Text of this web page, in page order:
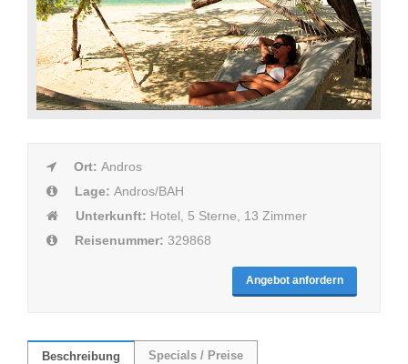
Ort: Andros
Lage: Andros/BAH
Unterkunft: Hotel, 5 Sterne, 13 Zimmer
Reisenummer: 329868
Angebot anfordern
Beschreibung Specials / Preise